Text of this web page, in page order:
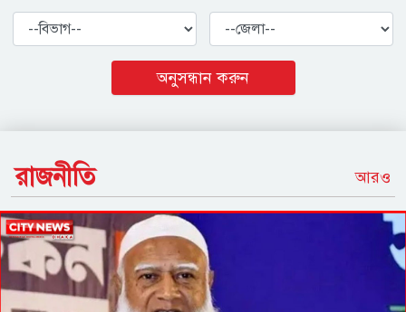
বিভাগ জেলা
অনুসন্ধান করুন
রাজনীতি আরও